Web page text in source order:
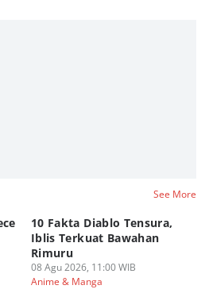
See More
10 Fakta Diablo Tensura,
Iblis Terkuat Bawahan
Rimuru
08 Agu 2026, 11:00 WIB
Anime & Manga